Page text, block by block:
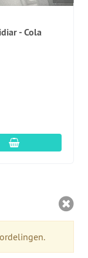
- Cola
In winkelmandje